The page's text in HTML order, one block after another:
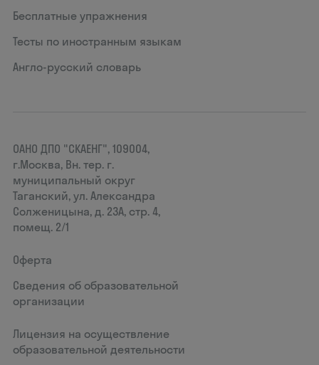
Бесплатные упражнения
Тесты по иностранным языкам
Англо-русский словарь
ОАНО ДПО "СКАЕНГ", 109004,
г.Москва, Вн. тер. г.
муниципальный округ
Таганский, ул. Александра
Солженицына, д. 23А, стр. 4,
помещ. 2/1
Оферта
Сведения об образовательной
организации
Лицензия на осуществление
образовательной деятельности